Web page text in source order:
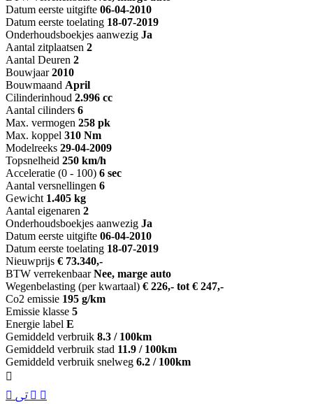
Datum eerste uitgifte 06-04-2010
Datum eerste toelating 18-07-2019
Onderhoudsboekjes aanwezig Ja
Aantal zitplaatsen 2
Aantal Deuren 2
Bouwjaar 2010
Bouwmaand April
Cilinderinhoud 2.996 cc
Aantal cilinders 6
Max. vermogen 258 pk
Max. koppel 310 Nm
Modelreeks 29-04-2009
Topsnelheid 250 km/h
Acceleratie (0 - 100) 6 sec
Aantal versnellingen 6
Gewicht 1.405 kg
Aantal eigenaren 2
Onderhoudsboekjes aanwezig Ja
Datum eerste uitgifte 06-04-2010
Datum eerste toelating 18-07-2019
Nieuwprijs € 73.340,-
BTW verrekenbaar Nee, marge auto
Wegenbelasting (per kwartaal) € 226,- tot € 247,-
Co2 emissie 195 g/km
Emissie klasse 5
Energie label E
Gemiddeld verbruik 8.3 / 100km
Gemiddeld verbruik stad 11.9 / 100km
Gemiddeld verbruik snelweg 6.2 / 100km